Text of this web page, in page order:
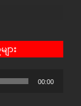
ား
00:00